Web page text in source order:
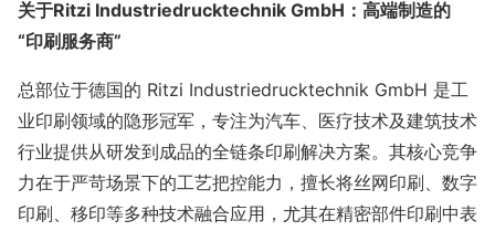
关于Ritzi Industriedrucktechnik GmbH：高端制造的
“印刷服务商”
总部位于德国的 Ritzi Industriedrucktechnik GmbH 是工
业印刷领域的隐形冠军，专注为汽车、医疗技术及建筑技术
行业提供从研发到成品的全链条印刷解决方案。其核心竞争
力在于严苛场景下的工艺把控能力，擅长将丝网印刷、数字
印刷、移印等多种技术融合应用，尤其在精密部件印刷中表